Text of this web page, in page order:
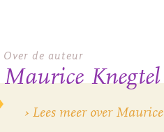
Over de auteur
Maurice Knegtel
› Lees meer over Maurice